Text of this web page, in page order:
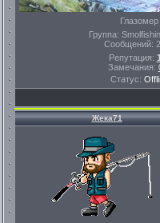
Глазомер
Группа:
Сообщений:
Репутация:
Замечания:
Статус:
Жека71